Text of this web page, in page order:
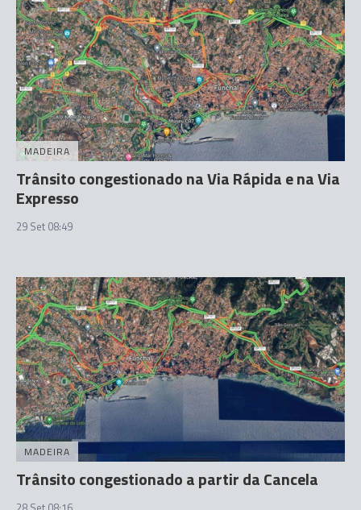
MADEIRA
Trânsito congestionado na Via Rápida e na Via
Expresso
29 Set 08:49
MADEIRA
Trânsito congestionado a partir da Cancela